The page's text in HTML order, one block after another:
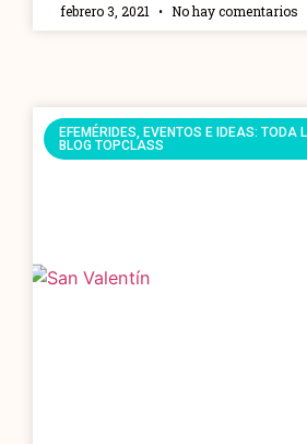
febrero 3, 2021 No hay comentarios
EFEMÉRIDES, EVENTOS E IDEAS: TODA
BLOG TOPCLASS